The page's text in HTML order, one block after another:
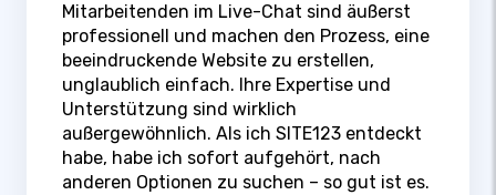
Mitarbeitenden im Live-Chat sind äußerst
professionell und machen den Prozess, eine
beeindruckende Website zu erstellen,
unglaublich einfach. Ihre Expertise und
Unterstützung sind wirklich
außergewöhnlich. Als ich SITE123 entdeckt
habe, habe ich sofort aufgehört, nach
anderen Optionen zu suchen – so gut ist es.